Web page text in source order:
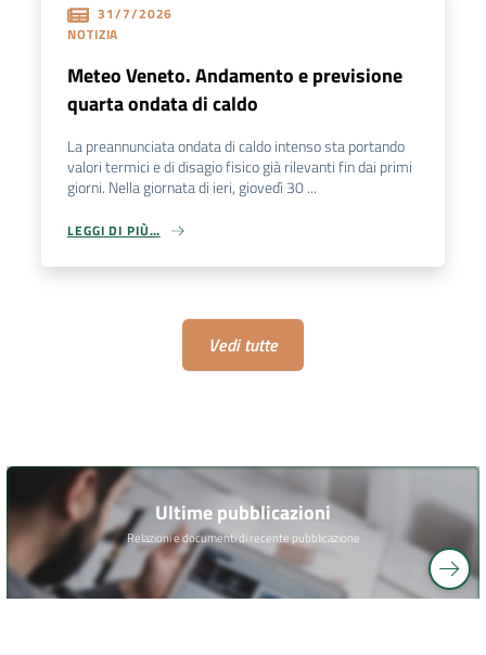
31/7/2026
NOTIZIA
Meteo Veneto. Andamento e previsione
quarta ondata di caldo
La preannunciata ondata di caldo intenso sta portando
valori termici e di disagio fisico già rilevanti fin dai primi
giorni. Nella giornata di ieri, giovedì 30 ...
LEGGI DI PIÙ…
Vedi tutte
Ultime pubblicazioni
Relazioni e documenti di recente pubblicazione